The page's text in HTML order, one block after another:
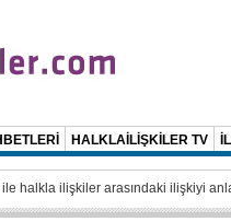
HALKLAİLİŞKİLER TV
halkla ilişkiler arasındaki ilişkiyi